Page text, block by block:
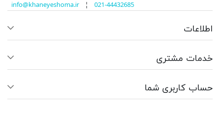
info@khaneyeshoma.ir¦ 021-44432685
اطلاعات
خدمات مشتری
حساب کاربری شما